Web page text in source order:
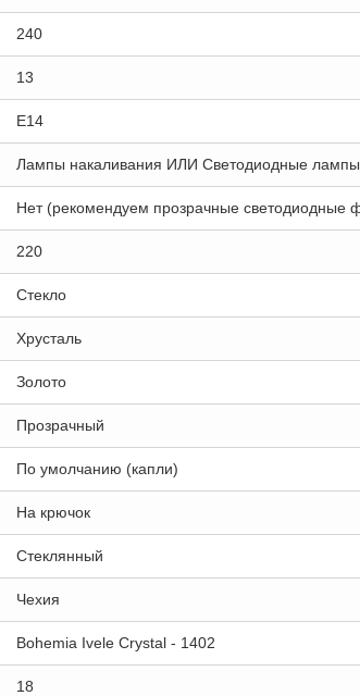
240
13
E14
Лампы накаливания ИЛИ Светодиодные
Нет (рекомендуем прозрачные светодиодные
220
Стекло
Хрусталь
Золото
Прозрачный
По умолчанию (капли)
На крючок
Стеклянный
Чехия
Bohemia Ivele Crystal - 1402
18